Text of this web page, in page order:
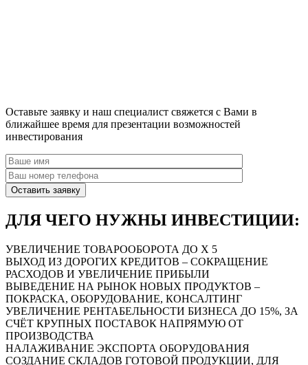
Оставьте заявку и наш специалист свяжется с Вами в
ближайшее время для презентации возможностей
инвестирования
ДЛЯ ЧЕГО НУЖНЫ ИНВЕСТИЦИИ:
УВЕЛИЧЕНИЕ ТОВАРООБОРОТА ДО Х 5
ВЫХОД ИЗ ДОРОГИХ КРЕДИТОВ – СОКРАЩЕНИЕ
РАСХОДОВ И УВЕЛИЧЕНИЕ ПРИБЫЛИ
ВЫВЕДЕНИЕ НА РЫНОК НОВЫХ ПРОДУКТОВ –
ПОКРАСКА, ОБОРУДОВАНИЕ, КОНСАЛТИНГ
УВЕЛИЧЕНИЕ РЕНТАБЕЛЬНОСТИ БИЗНЕСА ДО 15%, ЗА
СЧЁТ КРУПНЫХ ПОСТАВОК НАПРЯМУЮ ОТ
ПРОИЗВОДСТВА
НАЛАЖИВАНИЕ ЭКСПОРТА ОБОРУДОВАНИЯ
СОЗДАНИЕ СКЛАДОВ ГОТОВОЙ ПРОДУКЦИИ, ДЛЯ